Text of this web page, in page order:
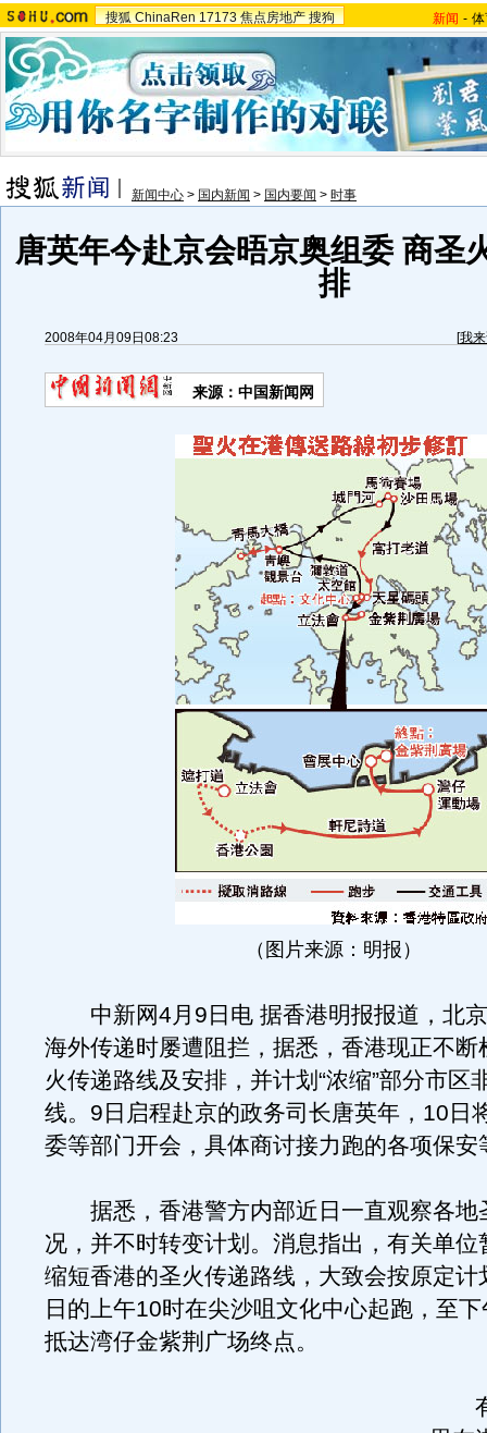
搜狐 ChinaRen 17173 焦点房地产 搜狗 新闻 -
新闻中心 > 国内新闻 > 国内要闻 > 时事
唐英年今赴京会晤京奥组委 商圣
排
2008年04月09日08:23 [我
来源：中国新闻网
（图片来源：明报）
中新网4月9日电 据香港明报报道，北
海外传递时屡遭阻拦，据悉，香港现正不断
火传递路线及安排，并计划“浓缩”部分市区
线。9日启程赴京的政务司长唐英年，10日
委等部门开会，具体商讨接力跑的各项保安
据悉，香港警方内部近日一直观察各地
况，并不时转变计划。消息指出，有关单位
缩短香港的圣火传递路线，大致会按原定计
日的上午10时在尖沙咀文化中心起跑，至
抵达湾仔金紫荆广场终点。
有